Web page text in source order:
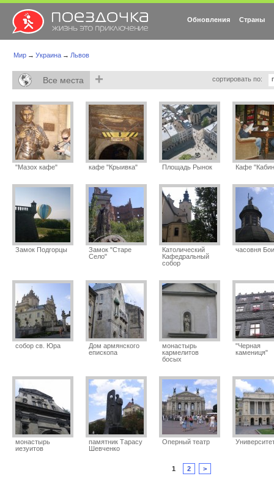
Обновления Страны
Мир → Украина → Львов
Все места + сортировать по:
"Мазох кафе" кафе "Крыивка" Площадь Рынок Кафе
Замок Подгорцы
Замок "Старе
Село"
Католический
Кафедральный
собор
часовня
собор св. Юра
Дом армянского
епископа
монастырь
кармелитов
босых
"Черная
камениця"
монастырь
иезуитов
памятник Тарасу
Шевченко
Оперный театр
1 2 >